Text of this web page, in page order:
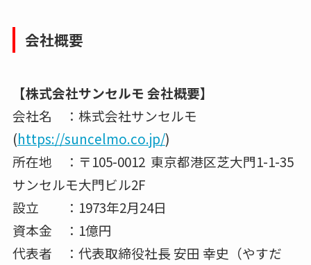
会社概要
【株式会社サンセルモ 会社概要】
会社名 ：株式会社サンセルモ
(https://suncelmo.co.jp/)
所在地 ：〒105-0012 東京都港区芝大門1-1-35
サンセルモ大門ビル2F
設立 ：1973年2月24日
資本金 ：1億円
代表者 ：代表取締役社長 安田 幸史（やすだ